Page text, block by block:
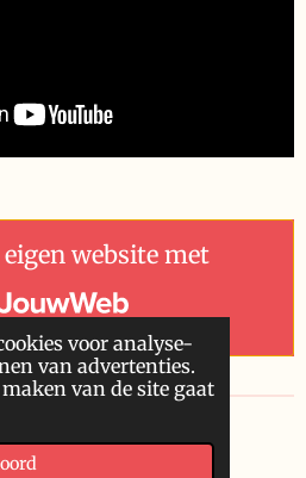
voor analyse-
van advertenties.
van de site gaat
website met